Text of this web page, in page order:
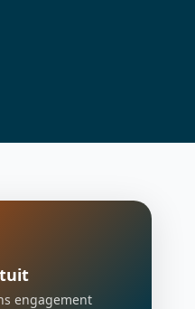
engagement